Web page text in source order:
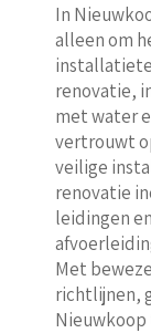
In
alleen om
renovatie,
met water
vertrouwt
veilige
renovatie
leidingen
Met
richtlijnen,